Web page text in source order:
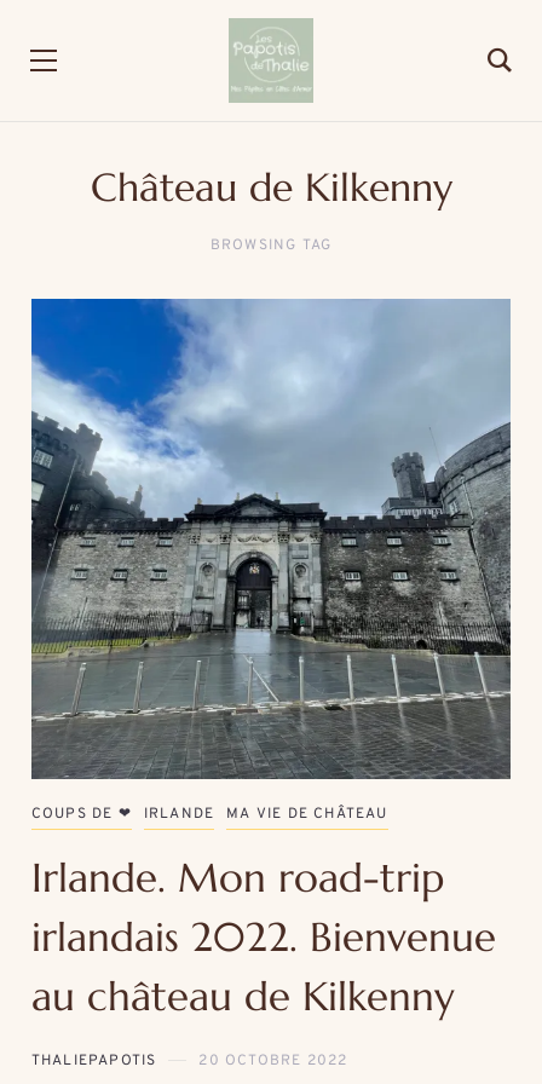
Château de Kilkenny
BROWSING TAG
COUPS DE ❤ IRLANDE MA VIE DE CHÂTEAU
Irlande. Mon road-trip
irlandais 2022. Bienvenue
au château de Kilkenny
THALIEPAPOTIS 20 OCTOBRE 2022